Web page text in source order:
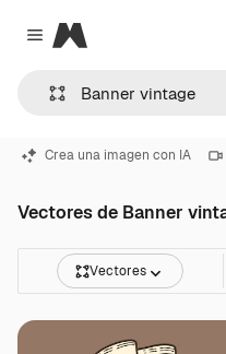
Close menu
Magnific
Crea una imagen con IA
Vectores de Banner
Vectores